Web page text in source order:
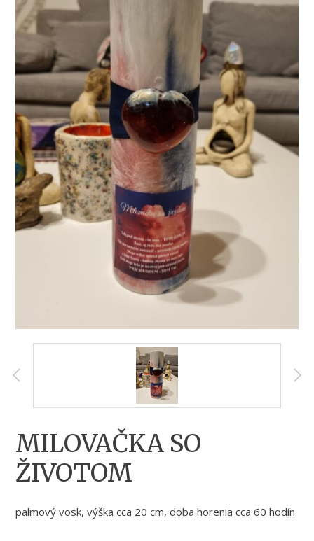
MILOVAČKA SO
ŽIVOTOM
palmový vosk, výška cca 20 cm, doba horenia cca 60 hodín